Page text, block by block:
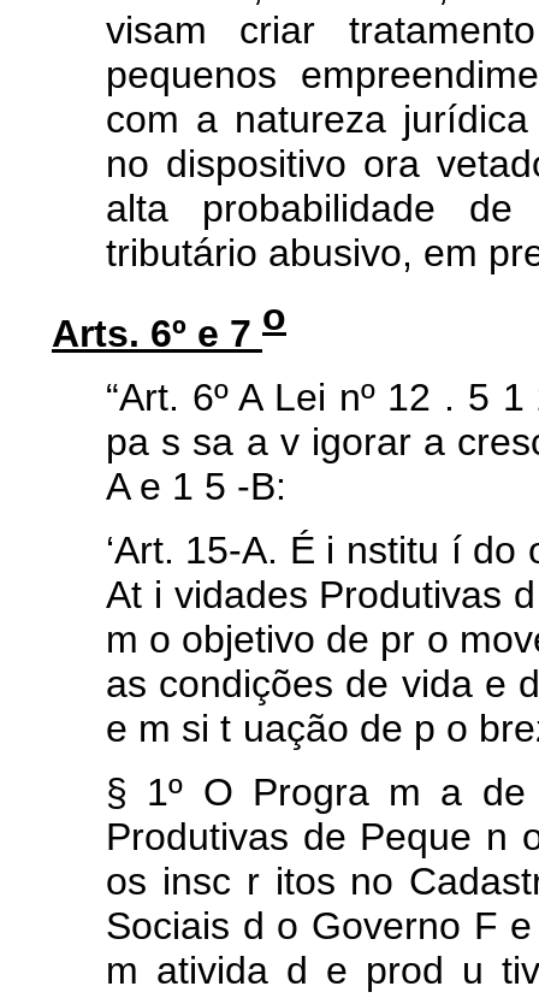
visam criar
pequenos
com a natureza
no dispositivo ora
alta probabilidade de
tributário abusivo, em
Arts. 6º e 7 o
“Art. 6ºA Lei nº 12 . 5 1
pa s sa a v igorar a
A e 1 5 -B:
‘Art. 15-A. É i nstitu í do
At i vidades Produtivas
m o objetivo de pr o
as condições de vida e
e m sit uação de p o
§ 1º O Progra m a
Produtivas de Peque n
os insc r itos no
Sociais d o Governo F
m ativida d e prod u